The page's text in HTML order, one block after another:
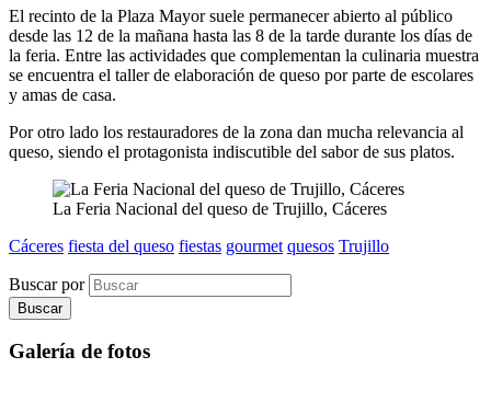
El recinto de la Plaza Mayor suele permanecer abierto al público
desde las 12 de la mañana hasta las 8 de la tarde durante los días de
la feria. Entre las actividades que complementan la culinaria muestra
se encuentra el taller de elaboración de queso por parte de escolares
y amas de casa.
Por otro lado los restauradores de la zona dan mucha relevancia al
queso, siendo el protagonista indiscutible del sabor de sus platos.
La Feria Nacional del queso de Trujillo, Cáceres
Cáceres fiesta del queso fiestas gourmet quesos Trujillo
Buscar por
Galería de fotos